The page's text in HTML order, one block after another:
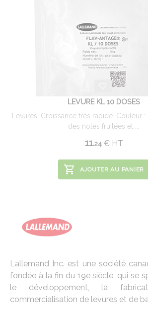
LEVURE KL 10 DOSES
Levures. Croissance très rapide. Couleur
des notes fruitées et ...
11.24 €HT
AJOUTER AU PANIER
Lallemand Inc. est une société
fondée à la fin du 19e siècle, qui se
le développement, la
commercialisation de levures et de